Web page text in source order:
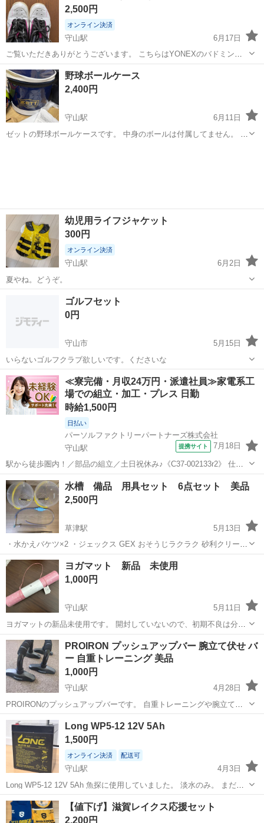
2,500円
オンライン決済
守山駅
6月17日
ご覧いただきありがとうございます。 こちらはYONEXのバドミント
ンシューズです。 サイズは23.0cmです。 傷や汚れ等は写真の通りで
す。 ご不明な点がございましたらお気軽にコメントください⭐︎
滋賀 守山市 守山駅 その他
野球ボールケース
2,400円
守山駅
6月11日
ゼットの野球ボールケースです。 中身のボールは付属してません。 ず
幼児用ライフジャケット
300円
オンライン決済
守山駅
6月2日
夏やね。どうぞ。
マリンスポーツ
ゴルフセット
0円
守山市
5月15日
いらないゴルフクラブ欲しいです。くださいな
滋賀 守山市 スポーツ ゴルフクラブ
≪寮完備・月収24万円・派遣社員≫家電系工
場での組立・加工・プレス 日勤
時給1,500円
日払い
パーソルファクトリーパートナーズ株式会社
守山駅
提携サイト 7月18日
駅から徒歩圏内！／部品の組立／土日祝休み♪《C37-002133r2》 仕事
内容 ～20代、30代活躍中～ ■ユニット組立業務 ・部品取り付けと配
線、電動ドライバーでビス締め ・部品準備→専用テーブルで組立→確
認→運搬の...
滋賀 守山市 守山駅 その他
水槽 備品 用具セット 6点セット 美品
2,500円
草津駅
5月13日
・水かえバケツ×2 ・ジェックス GEX おそうじラクラク 砂利クリーナ
ー ・pH値チェッカー ・調整用ピンセット #IKEA #北欧 #南草津駅 #草
津駅 #瀬田駅 #手原駅 #大津駅 #石山駅 #守山駅 #野洲駅...
滋賀 守山市 草津駅 その他 用具
ヨガマット 新品 未使用
1,000円
守山駅
5月11日
ヨガマットの新品未使用です。 開封していないので、初期不良は分か
りません。
滋賀 守山市 フィットネス、トレーニング
ヨガマット
PROIRON プッシュアップバー 腕立て伏せ バ
ー 自重トレーニング 美品
1,000円
守山駅
4月28日
PROIRONのプッシュアップバーです。 自重トレーニングや腕立て伏
せの可動域を広げたい方におすすめです。 手首の負担を減らし、胸・
腕・肩にしっかり効かせられます。 グリップ部分はクッション性があ
り、滑りにくく安定しています...
滋賀 守山市
PROIRON
Long WP5-12 12V 5Ah
1,500円
オンライン決済 配送可
守山駅
4月3日
Long WP5-12 12V 5Ah 魚探に使用していました。 淡水のみ。 まだま
だ使えます。 滋賀です。
滋賀 守山市 守山駅 マリンスポーツ 魚探
【値下げ】滋賀レイクス応援セット
2,200円